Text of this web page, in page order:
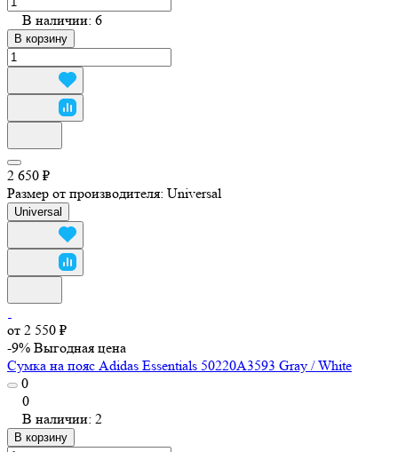
В наличии: 6
В корзину
2 650 ₽
Размер от производителя: Universal
Universal
от 2 550 ₽
-9% Выгодная цена
Сумка на пояс Adidas Essentials 50220A3593 Gray / White
0
0
В наличии: 2
В корзину